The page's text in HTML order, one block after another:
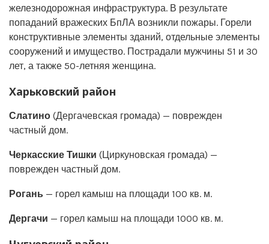
железнодорожная инфраструктура. В результате
попаданий вражеских БпЛА возникли пожары. Горели
конструктивные элементы зданий, отдельные элементы
сооружений и имущество. Пострадали мужчины 51 и 30
лет, а также 50-летняя женщина.
Харьковский район
Слатино (Дергачевская громада) — поврежден
частный дом.
Черкасские Тишки (Циркуновская громада) —
поврежден частный дом.
Рогань — горел камыш на площади 100 кв. м.
Дергачи — горел камыш на площади 1000 кв. м.